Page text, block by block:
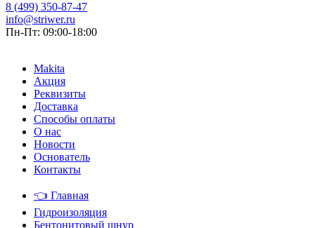
8 (499) 350-87-47
info@striwer.ru
Пн-Пт: 09:00-18:00
Makita
Акция
Реквизиты
Доставка
Способы оплаты
О нас
Новости
Основатель
Контакты
👈 Главная
Гидроизоляция
Бентонитовый шнур